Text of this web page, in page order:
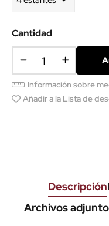
Cantidad
Información sobre
Añadir a la Lista de
Descripción
Archivos